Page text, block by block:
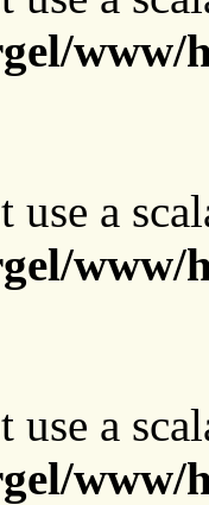
use a
use a